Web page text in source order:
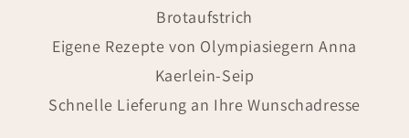
Brotaufstrich
Eigene Rezepte von Olympiasiegern Anna
Kaerlein-Seip
Schnelle Lieferung an Ihre Wunschadresse